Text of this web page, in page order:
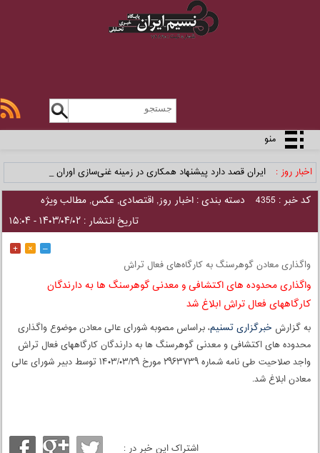
منو
اخبار روز : ایران قصد دارد پیشنهاد همکاری در زمینه غنی‌سازی اورانی_
کد خبر : 4355 دسته بندی :اخبار روز,اقتصادی, عکس,مطالب ویژه
تاریخ انتشار : ۱۴۰۳/۰۴/۰۲ - ۱۵:۰۴
–
×
+
واگذاری معادن گوهرسنگ به کارگاه‌های فعال تراش
واگذاری محدوده های اکتشافی و معدنی گوهرسنگ ها به دارندگان
کارگاههای فعال تراش ابلاغ شد
به گزارش خبرگزاری تسنیم، براساس مصوبه شورای عالی معادن موضوع واگذاری
محدوده های اکتشافی و معدنی گوهرسنگ ها به دارندگان کارگاههای فعال تراش
واجد صلاحیت طی نامه شماره ۲۹۶۳۷۳۹ مورخ ۱۴۰۳/۰۳/۲۹ توسط دبیر شورای عالی
معادن ابلاغ شد.
اشتراک این خبر در :